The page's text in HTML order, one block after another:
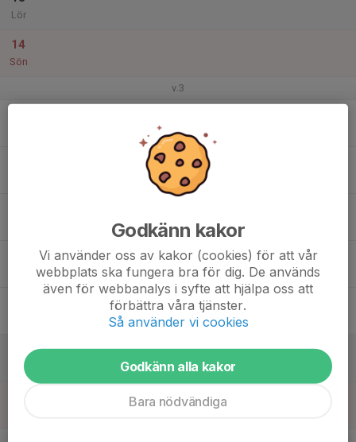
Lör
14
Sön
v.3
RWS Järvastaden
18:30
19:30
Träning (extra)
Raoul Wallenbergskolans Gymnastiksal
Lör
Godkänn kakor
Vi använder oss av kakor (cookies) för att vår
webbplats ska fungera bra för dig. De används
även för webbanalys i syfte att hjälpa oss att
förbättra våra tjänster.
Så använder vi cookies
Godkänn alla kakor
Bara nödvändiga